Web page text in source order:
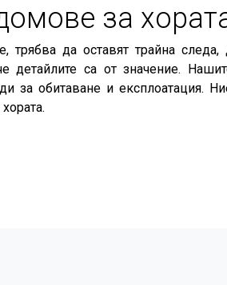
за
да оставят трайна следа,
детайлите са от значение.
за обитаване и експлоатация.